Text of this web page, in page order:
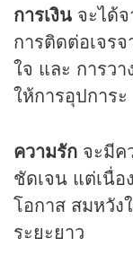
การเงิน จะได้
การติดต่อเจร
ใจ และ การว
ให้การอุปการะ
ความรัก จะมีค
ชัดเจน แต่เนื่
โอกาส สมหวัง
ระยะยาว